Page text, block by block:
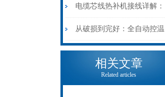
断逻辑
辑
工作原理：揭秘高效润滑的
机械密码
电缆芯线热补机接线详解：
从入门到精通
从破损到完好：全自动控温
电缆热补机的核心价值
相关文章
Related articles